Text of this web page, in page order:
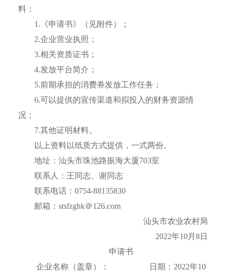
料：
1.《申请书》（见附件）；
2.企业营业执照；
3.相关资质证书；
4.发放平台简介；
5.前期承担的消费券发放工作任务；
6.可以提供的宣传渠道和拟投入的财务资源情
况；
7.其他证明材料。
以上资料以纸质方式提供，一式两份。
地址：汕头市珠池路振海大厦703室
联系人：王同志、谢同志
联系电话：0754-88135830
邮箱：stsfzghk＠126.com
汕头市农业农村局
2022年10月8日
申请书
企业名称（盖章）： 日期：2022年10